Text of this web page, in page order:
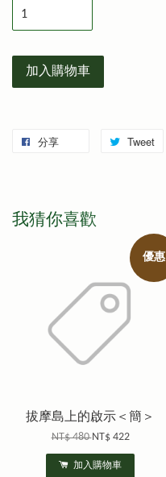
加入購物車
分享 Tweet
我猜你喜歡
優惠
拔摩島上的啟示＜簡＞
NT$ 480NT$ 422
加入購物車